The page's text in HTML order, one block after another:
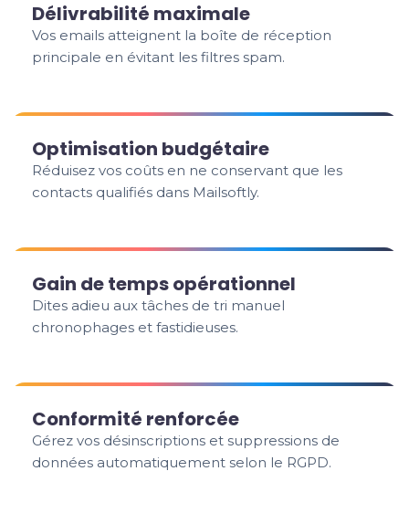
Délivrabilité maximale
Vos emails atteignent la boîte de réception
principale en évitant les filtres spam.
Optimisation budgétaire
Réduisez vos coûts en ne conservant que les
contacts qualifiés dans Mailsoftly.
Gain de temps opérationnel
Dites adieu aux tâches de tri manuel
chronophages et fastidieuses.
Conformité renforcée
Gérez vos désinscriptions et suppressions de
données automatiquement selon le RGPD.